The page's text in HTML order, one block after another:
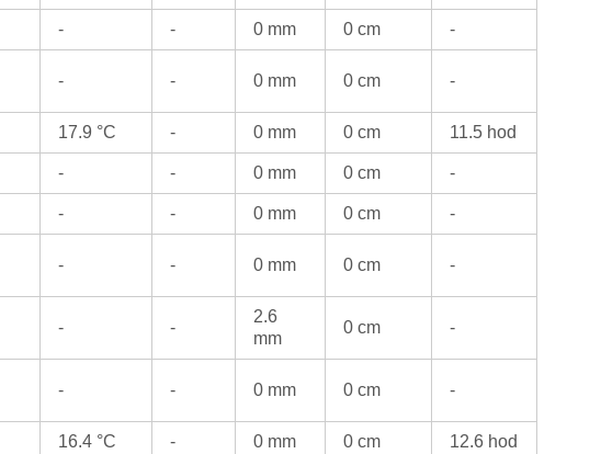
- - 0 mm 0 cm -
- - 0 mm 0 cm -
17.9 °C - 0 mm 0 cm 11.5 hod
- - 0 mm 0 cm -
- - 0 mm 0 cm -
- - 0 mm 0 cm -
- -
2.6
mm
0 cm -
- - 0 mm 0 cm -
16.4 °C - 0 mm 0 cm 12.6 hod